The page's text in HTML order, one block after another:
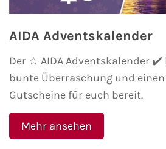
Themenkreuzfahrten
Expeditionskreuzfahrten
Luxuskreuzfahrten
Kreuzfahrt-Jobs
Reiseberichte
TV-Tipps
AIDA Adventskalender
Der ☆ AIDA Adventskalender ✔️
bunte Überraschung und einen
Gutscheine für euch bereit.
Mehr ansehen